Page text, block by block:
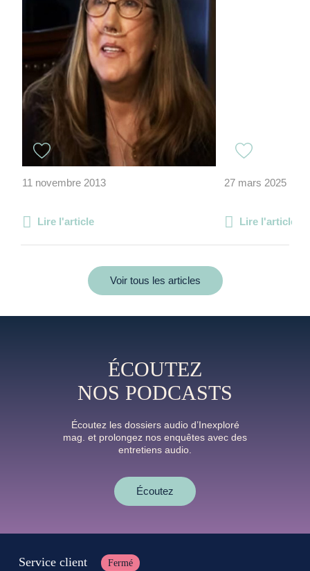
11 novembre 2013
Lire l'article
27 mars 2025
Lire l'article
Voir tous les articles
ÉCOUTEZ
NOS PODCASTS
Écoutez les dossiers audio d’Inexploré
mag. et prolongez nos enquêtes avec des
entretiens audio.
Écoutez
Service client Fermé